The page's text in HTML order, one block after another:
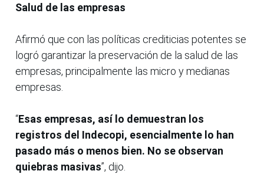
Salud de las empresas
Afirmó que con las políticas crediticias potentes se
logró garantizar la preservación de la salud de las
empresas, principalmente las micro y medianas
empresas.
“Esas empresas, así lo demuestran los
registros del Indecopi, esencialmente lo han
pasado más o menos bien. No se observan
quiebras masivas”, dijo.